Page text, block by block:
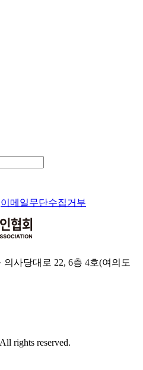
이메일무단수집거부
사당대로 22, 6층 4호(여의도
All rights reserved.